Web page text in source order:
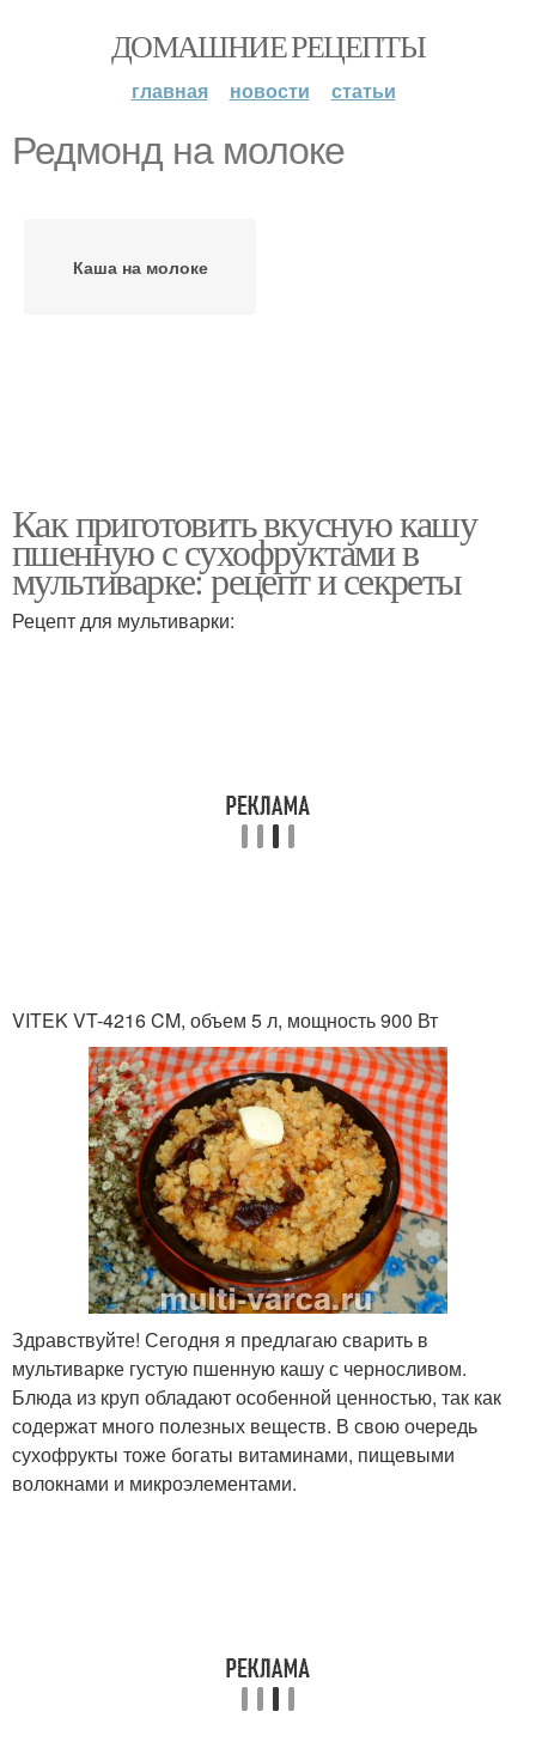
ДОМАШНИЕ РЕЦЕПТЫ
главная новости статьи
Редмонд на молоке
Каша на молоке
Как приготовить вкусную кашу
пшенную с сухофруктами в
мультиварке: рецепт и секреты
Рецепт для мультиварки:
VITEK VT-4216 CM, объем 5 л, мощность 900 Вт
Здравствуйте! Сегодня я предлагаю сварить в
мультиварке густую пшенную кашу с черносливом.
Блюда из круп обладают особенной ценностью, так как
содержат много полезных веществ. В свою очередь
сухофрукты тоже богаты витаминами, пищевыми
волокнами и микроэлементами.